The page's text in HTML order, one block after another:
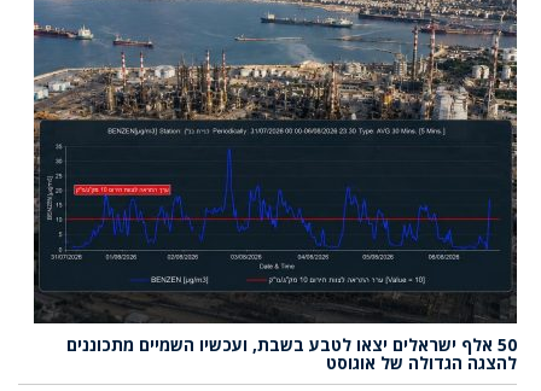
50 אלף ישראלים יצאו לטבע בשבת, ועכשיו השמיים מתכוננים
להצגה הגדולה של אוגוסט